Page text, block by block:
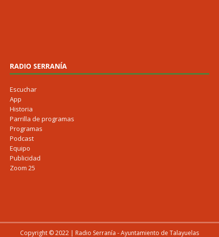
RADIO SERRANÍA
Escuchar
App
Historia
Parrilla de programas
Programas
Podcast
Equipo
Publicidad
Zoom 25
Copyright © 2022 | Radio Serranía - Ayuntamiento de Talayuelas